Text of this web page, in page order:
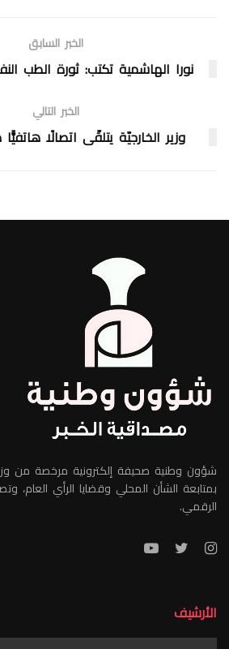
الخبر السابق
نورا الهاشمية تكتب: ثورة الطب
الخبر التالي
وزير الخارجيّة يتلقّى اتصالًا
شؤون وطنية صحيفة إلكترونية مرخصة من
بمتابعة الشأن المحلي وقضايا الرأي العام،
الرقمي.
الأرشيف